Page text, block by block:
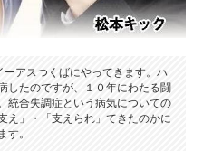
アスつくばにやってきます。ハ
したのですが、１０年にわたる闘
統合失調症という病気についての
え」・「支えられ」てきたのかに
。